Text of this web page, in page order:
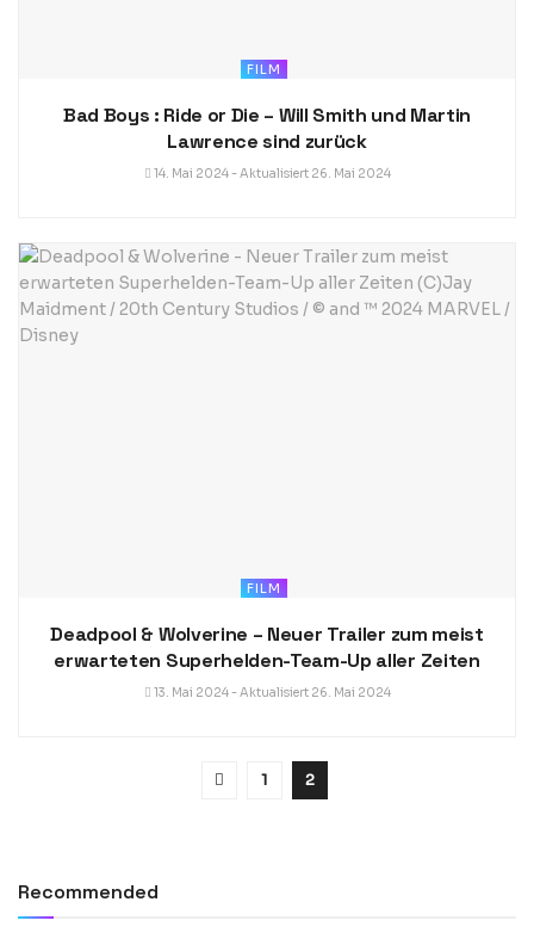
FILM
Bad Boys : Ride or Die – Will Smith und Martin
Lawrence sind zurück
14. Mai 2024 - Aktualisiert 26. Mai 2024
FILM
Deadpool & Wolverine – Neuer Trailer zum meist
erwarteten Superhelden-Team-Up aller Zeiten
13. Mai 2024 - Aktualisiert 26. Mai 2024
1 2
Recommended